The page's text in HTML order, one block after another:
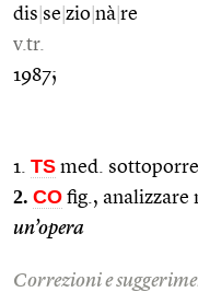
dis se zio nà re
v.tr.
1987;
1. TS med.
2. CO fig., analizzare
un’opera
Correzioni e